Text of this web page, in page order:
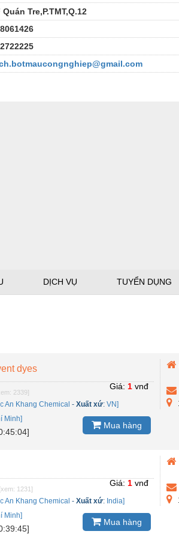
Quán Tre,P.TMT,Q.12
DỊCH VỤ TUYỂN DỤNG
dyes
2339]
An Khang Chemical -Xuất xứ:VN]
Minh]
Giá: 1vnđ
Mua hàng
[xem: 1231]
An Khang Chemical -Xuất xứ: India]
Minh]
Giá: 1vnđ
Mua hàng